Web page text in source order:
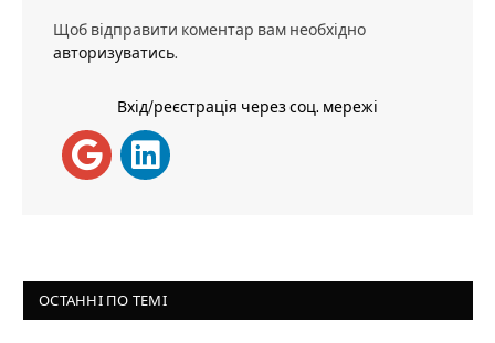
Щоб відправити коментар вам необхідно
авторизуватись.
Вхід/реєстрація через соц. мережі
ОСТАННІ ПО ТЕМІ